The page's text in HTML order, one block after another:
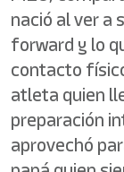
nació al ver a
forward y lo
contacto
atleta quien
preparación
aprovechó